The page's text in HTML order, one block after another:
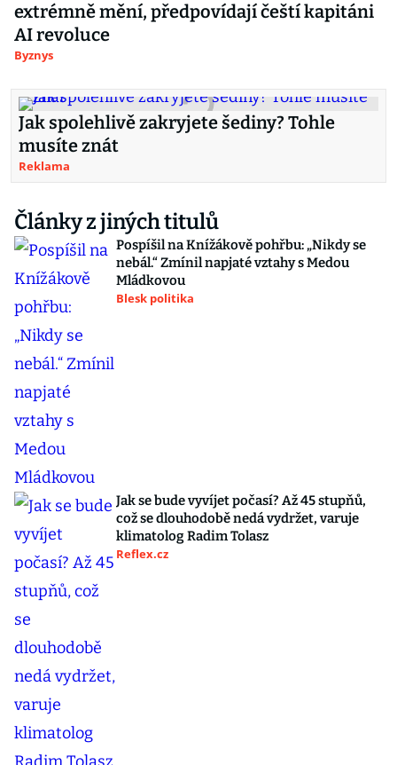
extrémně mění, předpovídají čeští kapitáni
AI revoluce
Byznys
Jak spolehlivě zakryjete šediny? Tohle
musíte znát
Reklama
Články z jiných titulů
Pospíšil na Knížákově pohřbu: „Nikdy se
nebál.“ Zmínil napjaté vztahy s Medou
Mládkovou
Blesk politika
Jak se bude vyvíjet počasí? Až 45 stupňů,
což se dlouhodobě nedá vydržet, varuje
klimatolog Radim Tolasz
Reflex.cz